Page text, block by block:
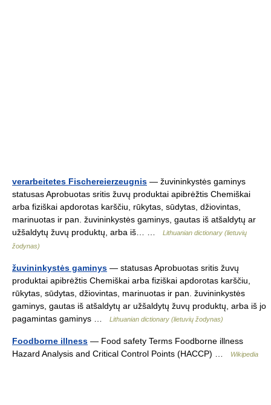
verarbeitetes Fischereierzeugnis — žuvininkystės gaminys
statusas Aprobuotas sritis žuvų produktai apibrėžtis Chemiškai
arba fiziškai apdorotas karščiu, rūkytas, sūdytas, džiovintas,
marinuotas ir pan. žuvininkystės gaminys, gautas iš atšaldytų ar
užšaldytų žuvų produktų, arba iš… …
Lithuanian dictionary (lietuvių
žodynas)
žuvininkystės gaminys — statusas Aprobuotas sritis žuvų
produktai apibrėžtis Chemiškai arba fiziškai apdorotas karščiu,
rūkytas, sūdytas, džiovintas, marinuotas ir pan. žuvininkystės
gaminys, gautas iš atšaldytų ar užšaldytų žuvų produktų, arba iš jo
pagamintas gaminys …
Lithuanian dictionary (lietuvių žodynas)
Foodborne illness — Food safety Terms Foodborne illness
Hazard Analysis and Critical Control Points (HACCP) …
Wikipedia